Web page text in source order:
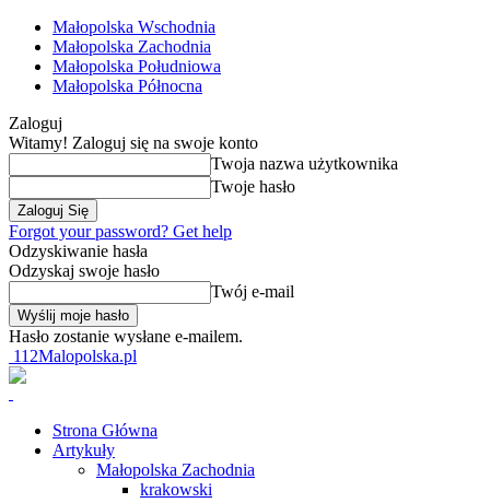
Małopolska Wschodnia
Małopolska Zachodnia
Małopolska Południowa
Małopolska Północna
Zaloguj
Witamy! Zaloguj się na swoje konto
Twoja nazwa użytkownika
Twoje hasło
Forgot your password? Get help
Odzyskiwanie hasła
Odzyskaj swoje hasło
Twój e-mail
Hasło zostanie wysłane e-mailem.
112Malopolska.pl
Strona Główna
Artykuły
Małopolska Zachodnia
krakowski